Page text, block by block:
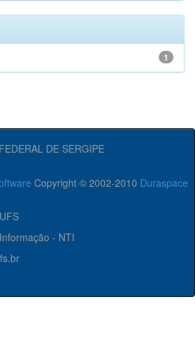
1
DE SERGIPE
Copyright © 2002-2010 Duraspace
- NTI